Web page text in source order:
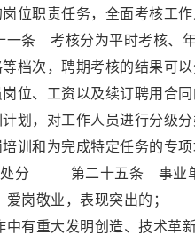
位职责任务，全面考核工
条 考核分为平时考核、
等档次，聘期考核的结
岗位、工资以及续订聘用
计划，对工作人员进行分
培训和为完成特定任务
第二十五条 事业单位
岗敬业，表现突出的；
有重大发明创造、技术革